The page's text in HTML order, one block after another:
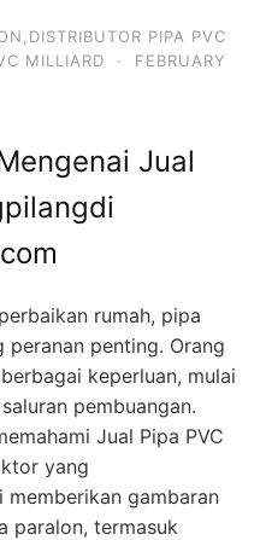
PIPA PVC
MILLIARD
·
FEBRUARY
Jual
rumah, pipa
peranan penting. Orang
keperluan, mulai
pembuangan.
Jual Pipa PVC
yang
memberikan gambaran
paralon, termasuk